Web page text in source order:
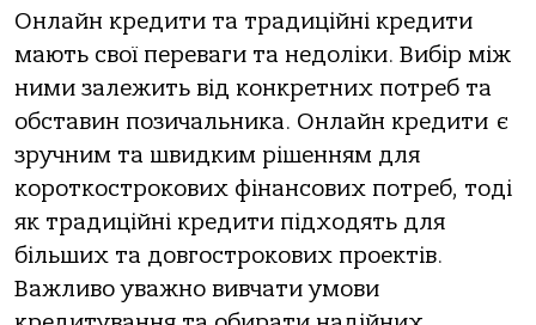
Онлайн кредити та традиційні кредити
мають свої переваги та недоліки. Вибір між
ними залежить від конкретних потреб та
обставин позичальника. Онлайн кредити є
зручним та швидким рішенням для
короткострокових фінансових потреб, тоді
як традиційні кредити підходять для
більших та довгострокових проектів.
Важливо уважно вивчати умови